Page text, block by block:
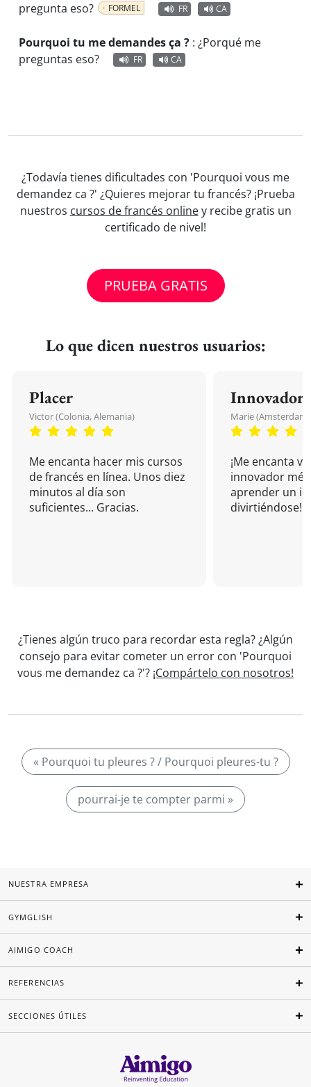
pregunta eso?
FORMEL FR CA
Pourquoi tu me demandes ça ? : ¿Porqué me
preguntas eso?
FR CA
¿Todavía tienes dificultades con 'Pourquoi vous me
demandez ca ?' ¿Quieres mejorar tu francés? ¡Prueba
nuestros cursos de francés onliney recibe gratis un
certificado de nivel!
PRUEBA GRATIS
Lo que dicen nuestros usuarios:
Placer
Victor (Colonia, Alemania)
Me encanta hacer mis cursos
de francés en línea. Unos diez
minutos al día son
suficientes... Gracias.
Innovador
Marie (Amsterdam,
¡Me encanta
innovador
aprender un
divirtiéndose!
¿Tienes algún truco para recordar esta regla? ¿Algún
consejo para evitar cometer un error con 'Pourquoi
vous me demandez ca ?'? ¡Compártelo con nosotros!
« Pourquoi tu pleures ? / Pourquoi pleures-tu ?
pourrai-je te compter parmi »
NUESTRA EMPRESA
GYMGLISH
AIMIGO COACH
REFERENCIAS
SECCIONES ÚTILES